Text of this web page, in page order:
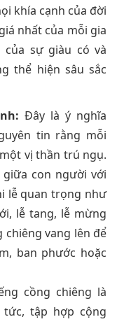
khía cạnh của đời
nhất của mỗi gia
sự giàu có và
thể hiện sâu sắc
Đây là ý nghĩa
tin rằng mỗi
vị thần trú ngụ.
con người với
lễ quan trọng như
lễ tang, lễ mừng
chiêng vang lên để
ban phước hoặc
cồng chiêng là
tập hợp cộng